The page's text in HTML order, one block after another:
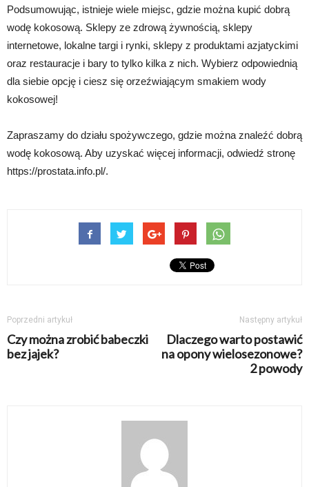
Podsumowując, istnieje wiele miejsc, gdzie można kupić dobrą
wodę kokosową. Sklepy ze zdrową żywnością, sklepy
internetowe, lokalne targi i rynki, sklepy z produktami azjatyckimi
oraz restauracje i bary to tylko kilka z nich. Wybierz odpowiednią
dla siebie opcję i ciesz się orzeźwiającym smakiem wody
kokosowej!
Zapraszamy do działu spożywczego, gdzie można znaleźć dobrą
wodę kokosową. Aby uzyskać więcej informacji, odwiedź stronę
https://prostata.info.pl/.
Poprzedni artykuł
Czy można zrobić babeczki
bez jajek?
Następny artykuł
Dlaczego warto postawić
na opony wielosezonowe?
2 powody